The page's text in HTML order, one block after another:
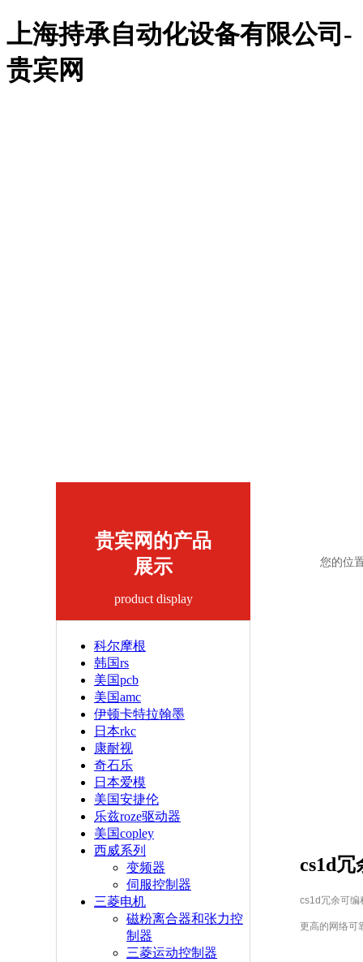
上海持承自动化设备有限公司-
贵宾网
贵宾网的产品
展示
product display
您的位
cs1d
cs1d冗余可编
更高的网络可
科尔摩根
韩国rs
美国pcb
美国amc
伊顿卡特拉翰墨
日本rkc
康耐视
奇石乐
日本爱模
美国安捷伦
乐兹roze驱动器
美国copley
西威系列
变频器
伺服控制器
三菱电机
磁粉离合器和张力控
制器
三菱运动控制器